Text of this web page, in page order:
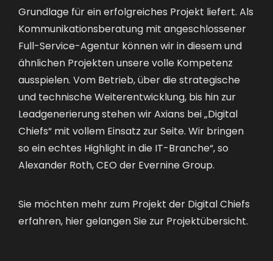
Grundlage für ein erfolgreiches Projekt liefert. Als
Kommunikationsberatung mit angeschlossener
Full-Service-Agentur können wir in diesem und
ähnlichen Projekten unsere volle Kompetenz
ausspielen. Vom Betrieb, über die strategische
und technische Weiterentwicklung, bis hin zur
Leadgenerierung stehen wir Axians bei „Digital
Chiefs“ mit vollem Einsatz zur Seite. Wir bringen
so ein echtes Highlight in die IT-Branche“, so
Alexander Roth, CEO der Evernine Group.
Sie möchten mehr zum Projekt der Digital Chiefs
erfahren, hier gelangen Sie zur Projektübersicht